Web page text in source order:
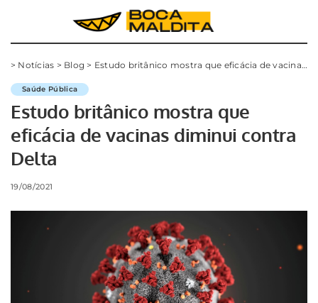
> Notícias > Blog > Estudo britânico mostra que eficácia de vacinas diminui contra Delta
Saúde Pública
Estudo britânico mostra que
eficácia de vacinas diminui contra
Delta
19/08/2021